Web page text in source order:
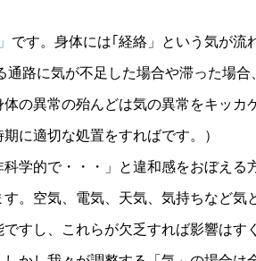
です。身体には｢経絡」という気が
通路に気が不足した場合や滞った場
の異常の殆んどは気の異常をキッ
に適切な処置をすればです。）
学的で・・・」と違和感をおぼえ
。空気、電気、天気、気持ちなど
すし、これらが欠乏すれば影響は